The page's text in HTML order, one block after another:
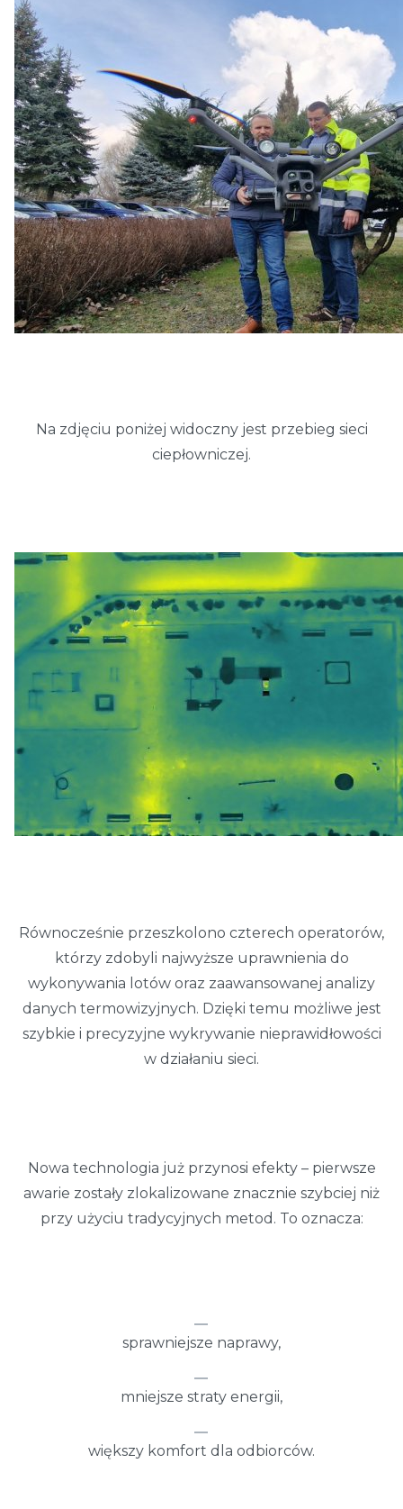
Na zdjęciu poniżej widoczny jest przebieg sieci
ciepłowniczej.
Równocześnie przeszkolono czterech operatorów,
którzy zdobyli najwyższe uprawnienia do
wykonywania lotów oraz zaawansowanej analizy
danych termowizyjnych. Dzięki temu możliwe jest
szybkie i precyzyjne wykrywanie nieprawidłowości
w działaniu sieci.
Nowa technologia już przynosi efekty – pierwsze
awarie zostały zlokalizowane znacznie szybciej niż
przy użyciu tradycyjnych metod. To oznacza:
sprawniejsze naprawy,
mniejsze straty energii,
większy komfort dla odbiorców.